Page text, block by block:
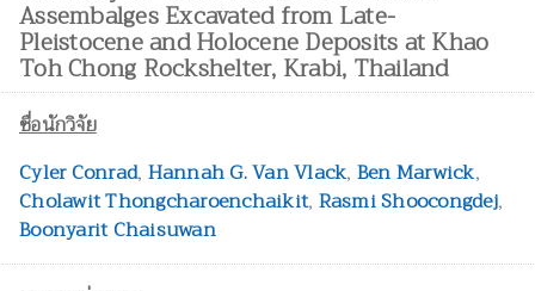
Assembalges Excavated from Late-
Pleistocene and Holocene Deposits at Khao
Toh Chong Rockshelter, Krabi, Thailand
ชื่อนักวิจัย
Cyler Conrad, Hannah G. Van Vlack, Ben Marwick,
Cholawit Thongcharoenchaikit, Rasmi Shoocongdej,
Boonyarit Chaisuwan